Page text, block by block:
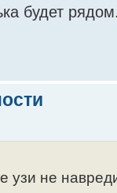
будет
узи не